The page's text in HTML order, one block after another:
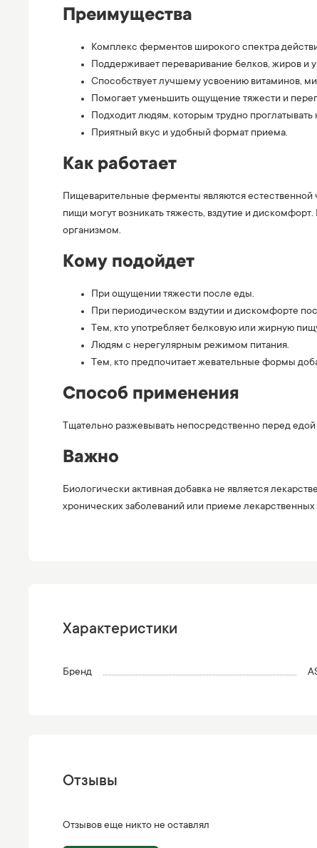
Преимущества
Комплекс ферментов широкого спектра
Поддерживает переваривание белков, жиров и
Способствует лучшему усвоению витаминов,
Помогает уменьшить ощущение тяжести и
Подходит людям, которым трудно проглатывать
Приятный вкус и удобный формат приема.
Как работает
Пищеварительные ферменты являются
пищи могут возникать тяжесть, вздутие и
организмом.
Кому подойдет
При ощущении тяжести после еды.
При периодическом вздутии и дискомфорте
Тем, кто употребляет белковую или жирную
Людям с нерегулярным режимом питания.
Тем, кто предпочитает жевательные формы
Способ применения
Тщательно разжевывать непосредственно перед
Важно
Биологически активная добавка не является
хронических заболеваний или приеме
Характеристики
Бренд
Отзывы
Отзывов еще никто не оставлял